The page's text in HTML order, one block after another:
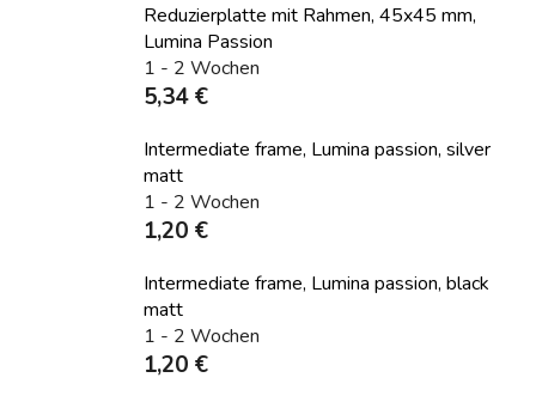
Reduzierplatte mit Rahmen, 45x45 mm,
Lumina Passion
1 - 2 Wochen
5,34 €
Intermediate frame, Lumina passion, silver
matt
1 - 2 Wochen
1,20 €
Intermediate frame, Lumina passion, black
matt
1 - 2 Wochen
1,20 €